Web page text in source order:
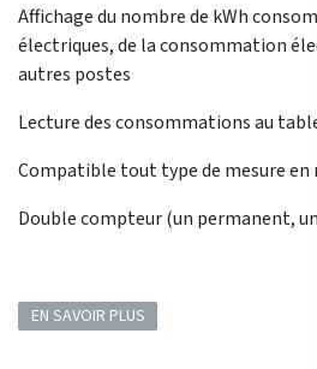
Affichage du nombre de kWh
électriques, de la consommation
autres postes
Lecture des consommations au
Compatible tout type de mesure en
Double compteur (un permanent,
EN SAVOIR PLUS